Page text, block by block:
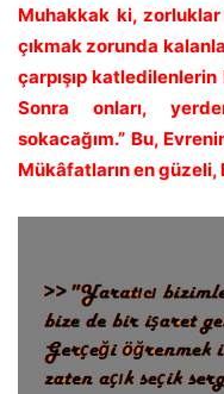
Muhakkak ki, zorluklar
çıkmak zorunda
çarpışıp
Sonra onları,
sokacağım.” Bu,
Mükâfatların en